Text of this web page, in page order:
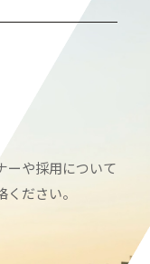
ーや採用について
ださい。